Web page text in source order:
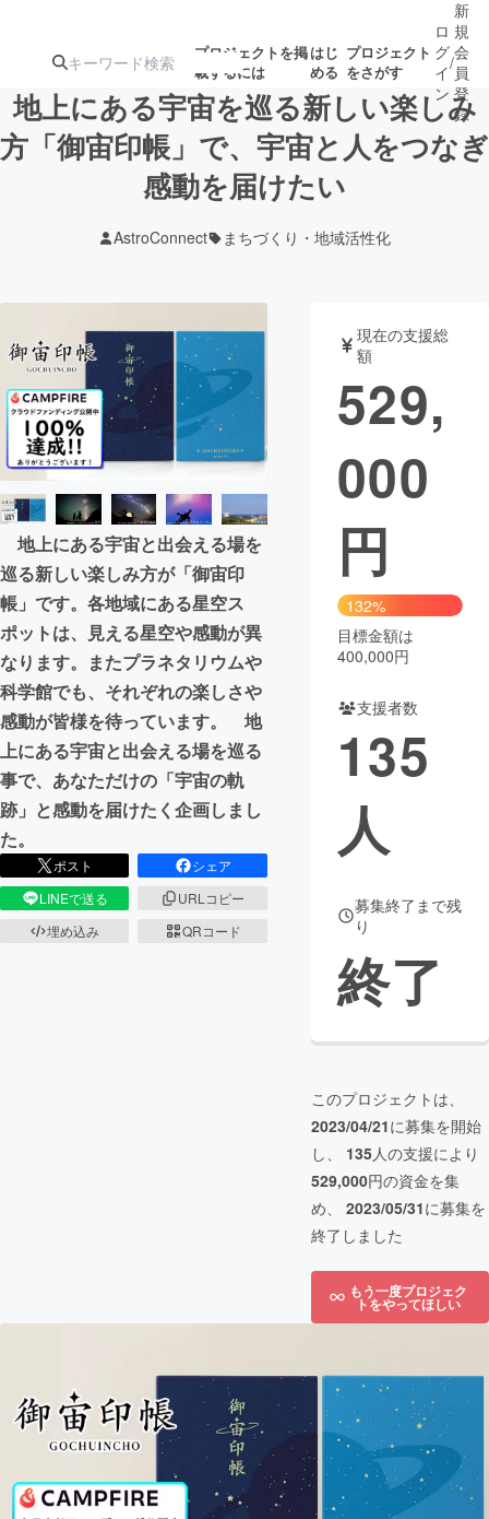
プロジェクトを掲
載するには
はじ
める
プロジェクト
をさがす
注目のリ 注目の新着プロ
ジェクト
募集終了が近いプ
ロジェクト
テクノロジー・ガジェット
映像・映画 書籍・雑誌
ビジネス・起業 チャレンジ
まちづくり・地域活性化
CAMPFIRE for Social Good
CAMPFIRE Creation
CAMPFIREふるさと納税machi-ya コミュニティ
ロ
グ
イ
ン
/
新
規
会
員
登
録
地上にある宇宙を巡る新しい楽しみ
方「御宙印帳」で、宇宙と人をつなぎ
感動を届けたい
AstroConnect まちづくり・地域活性化
地上にある宇宙と出会える場を
巡る新しい楽しみ方が「御宙印
帳」です。各地域にある星空ス
ポットは、見える星空や感動が異
なります。またプラネタリウムや
科学館でも、それぞれの楽しさや
感動が皆様を待っています。 地
上にある宇宙と出会える場を巡る
事で、あなただけの「宇宙の軌
跡」と感動を届けたく企画しまし
た。
ポスト
シェア
LINEで送る
URLコピー
埋め込み
QRコード
現在の支援総
額
529,
000
円
132%
目標金額は
400,000円
支援者数
135
人
募集終了まで残
り
終了
このプロジェクトは、
2023/04/21に募集を開始
し、 135人の支援により
529,000円の資金を集
め、 2023/05/31に募集を
終了しました
もう一度プロジェク
トをやってほしい